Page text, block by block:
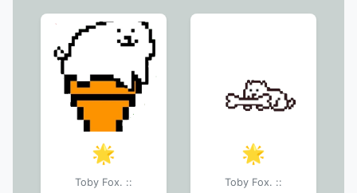
🌟
Toby Fox. ::
🌟
Toby Fox. ::